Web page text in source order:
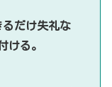
だけ失礼な
ける。